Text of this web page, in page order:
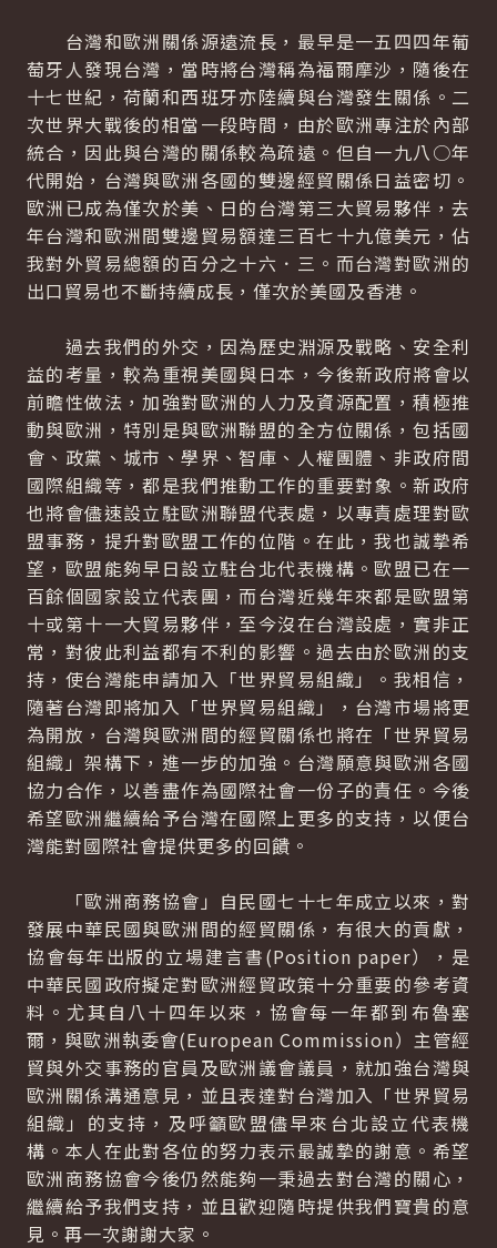
台灣和歐洲關係源遠流長，最早是一五四四年葡
萄牙人發現台灣，當時將台灣稱為福爾摩沙，隨後在
十七世紀，荷蘭和西班牙亦陸續與台灣發生關係。二
次世界大戰後的相當一段時間，由於歐洲專注於內部
統合，因此與台灣的關係較為疏遠。但自一九八○年
代開始，台灣與歐洲各國的雙邊經貿關係日益密切。
歐洲已成為僅次於美、日的台灣第三大貿易夥伴，去
年台灣和歐洲間雙邊貿易額達三百七十九億美元，佔
我對外貿易總額的百分之十六．三。而台灣對歐洲的
出口貿易也不斷持續成長，僅次於美國及香港。
過去我們的外交，因為歷史淵源及戰略、安全利
益的考量，較為重視美國與日本，今後新政府將會以
前瞻性做法，加強對歐洲的人力及資源配置，積極推
動與歐洲，特別是與歐洲聯盟的全方位關係，包括國
會、政黨、城市、學界、智庫、人權團體、非政府間
國際組織等，都是我們推動工作的重要對象。新政府
也將會儘速設立駐歐洲聯盟代表處，以專責處理對歐
盟事務，提升對歐盟工作的位階。在此，我也誠摯希
望，歐盟能夠早日設立駐台北代表機構。歐盟已在一
百餘個國家設立代表團，而台灣近幾年來都是歐盟第
十或第十一大貿易夥伴，至今沒在台灣設處，實非正
常，對彼此利益都有不利的影響。過去由於歐洲的支
持，使台灣能申請加入「世界貿易組織」。我相信，
隨著台灣即將加入「世界貿易組織」，台灣市場將更
為開放，台灣與歐洲間的經貿關係也將在「世界貿易
組織」架構下，進一步的加強。台灣願意與歐洲各國
協力合作，以善盡作為國際社會一份子的責任。今後
希望歐洲繼續給予台灣在國際上更多的支持，以便台
灣能對國際社會提供更多的回饋。
「歐洲商務協會」自民國七十七年成立以來，對
發展中華民國與歐洲間的經貿關係，有很大的貢獻，
協會每年出版的立場建言書(Position paper），是
中華民國政府擬定對歐洲經貿政策十分重要的參考資
料。尤其自八十四年以來，協會每一年都到布魯塞
爾，與歐洲執委會(European Commission）主管經
貿與外交事務的官員及歐洲議會議員，就加強台灣與
歐洲關係溝通意見，並且表達對台灣加入「世界貿易
組織」的支持，及呼籲歐盟儘早來台北設立代表機
構。本人在此對各位的努力表示最誠摯的謝意。希望
歐洲商務協會今後仍然能夠一秉過去對台灣的關心，
繼續給予我們支持，並且歡迎隨時提供我們寶貴的意
見。再一次謝謝大家。